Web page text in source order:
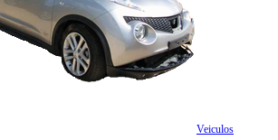
Veiculos